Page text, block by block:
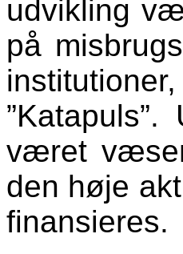
udvikling
på
været
den høje
finansieres.